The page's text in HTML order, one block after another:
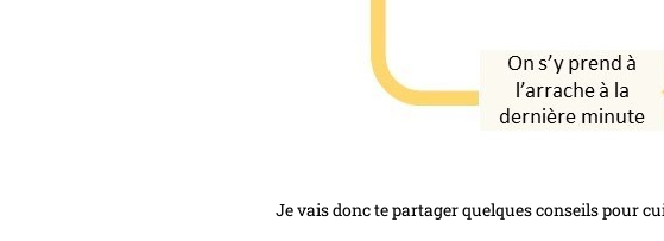
Je vais donc te partager quelques conseils pour